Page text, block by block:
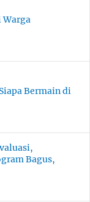
Warga
Bermain di
Bagus,